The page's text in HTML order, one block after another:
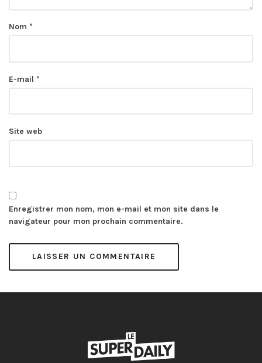
Nom *
E-mail *
Site web
Enregistrer mon nom, mon e-mail et mon site dans le
navigateur pour mon prochain commentaire.